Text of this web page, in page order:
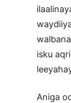
isku
Aniga